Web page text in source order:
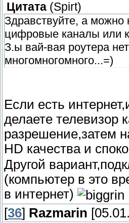
Цитата (Spirt)
Здравствуйте, а можно
цифровые каналы или
З.ы вай-вая роутера
многомногомного...=)
Если есть
делаете телевизор
разрешение,затем
НD качества и
Другой
(компьютер в это
в интернет)
[36] Razmarin